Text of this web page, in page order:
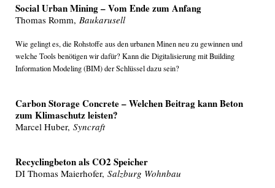
Social Urban Mining – Vom Ende zum Anfang
Thomas Romm, Baukarusell
Wie gelingt es, die Rohstoffe aus den urbanen Minen neu zu gewinnen und
welche Tools benötigen wir dafür? Kann die Digitalisierung mit Building
Information Modeling (BIM) der Schlüssel dazu sein?
Carbon Storage Concrete – Welchen Beitrag kann Beton
zum Klimaschutz leisten?
Marcel Huber, Syncraft
Recyclingbeton als CO2 Speicher
DI Thomas Maierhofer, Salzburg Wohnbau